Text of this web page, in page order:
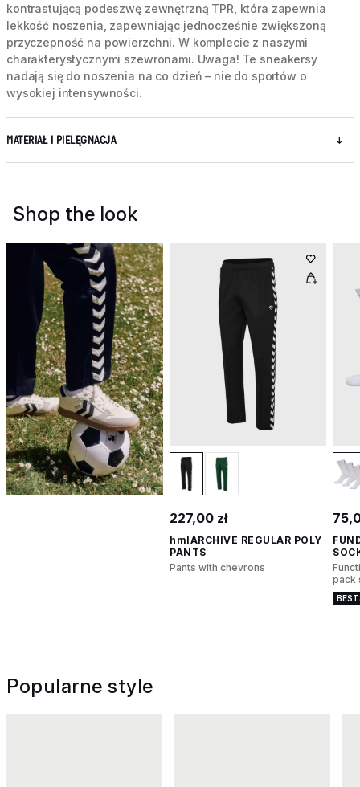
kontrastującą podeszwę zewnętrzną TPR, która zapewnia
lekkość noszenia, zapewniając jednocześnie zwiększoną
przyczepność na powierzchni. W komplecie z naszymi
charakterystycznymi szewronami. Uwaga! Te sneakersy
nadają się do noszenia na co dzień – nie do sportów o
wysokiej intensywności.
MATERIAŁ I PIELĘGNACJA
Shop the look
227,00 zł
hmlARCHIVE REGULAR POLY
PANTS
Pants with chevrons
pack
Popularne style